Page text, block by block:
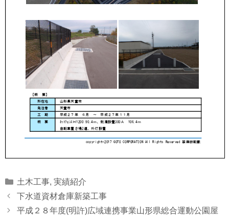
Categories
土木工事, 実績紹介
下水道資材倉庫新築工事
平成２８年度(明許)広域連携事業山形県総合運動公園屋